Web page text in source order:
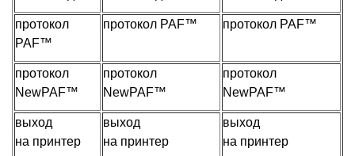
протокол
PAF™
протокол PAF™ протокол PAF™
протокол
NewPAF™
протокол
NewPAF™
протокол
NewPAF™
выход
на принтер
выход
на принтер
выход
на принтер